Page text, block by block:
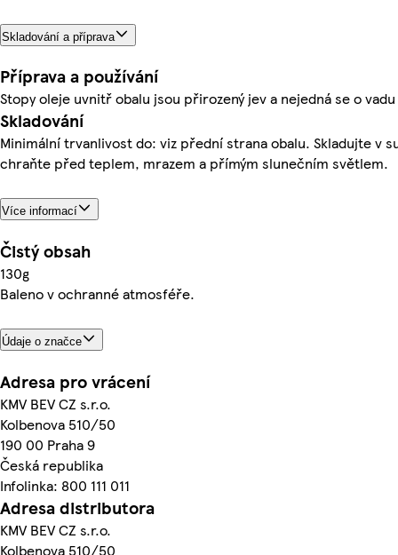
Skladování a příprava
Příprava a používání
Stopy oleje uvnitř obalu jsou přirozený jev a nejedná se o
Skladování
Minimální trvanlivost do: viz přední strana obalu. Skladujte v
chraňte před teplem, mrazem a přímým slunečním světlem.
Více informací
Čistý obsah
130g
Baleno v ochranné atmosféře.
Údaje o značce
Adresa pro vrácení
KMV BEV CZ s.r.o.
Kolbenova 510/50
190 00 Praha 9
Česká republika
Infolinka: 800 111 011
Adresa distributora
KMV BEV CZ s.r.o.
Kolbenova 510/50